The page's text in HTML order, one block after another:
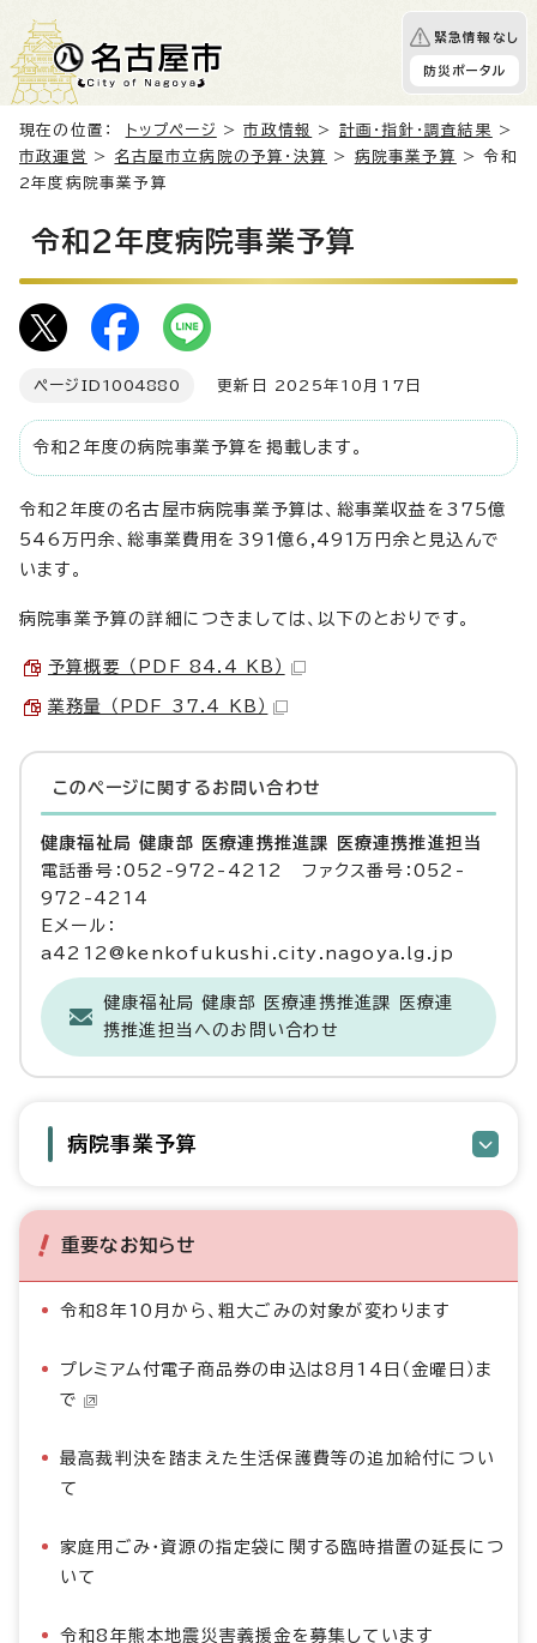
緊急情報なし
防災ポータル
現在の位置： トップページ >市政情報 > 計画・指針・調査結果
>
市政運営
> 名古屋市立病院の予算・決算 > 病院事業予算
> 令和
2年度病院事業予算
令和2年度病院事業予算
ページID 1004880 更新日 2025年10月17日
令和2年度の病院事業予算を掲載します。
令和2年度の名古屋市病院事業予算は、総事業収益を375億
546万円余、総事業費用を391億6,491万円余と見込んで
います。
病院事業予算の詳細につきましては、以下のとおりです。
予算概要 （PDF 84.4 KB）
業務量 （PDF 37.4 KB）
このページに関する お問い合わせ
健康福祉局 健康部 医療連携推進課 医療連携推進担当
電話番号：052-972-4212 ファクス番号：052-
972-4214
Eメール：
a4212@kenkofukushi.city.nagoya.lg.jp
健康福祉局 健康部 医療連携推進課 医療連
携推進担当へのお問い合わせ
病院事業予算
重要なお知らせ
令和8年10月から、粗大ごみの対象が変わります
プレミアム付電子商品券の申込は8月14日（金曜日）ま
で
最高裁判決を踏まえた生活保護費等の追加給付につい
て
家庭用ごみ・資源の指定袋に関する臨時措置の延長につ
いて
令和8年熊本地震災害義援金を募集しています